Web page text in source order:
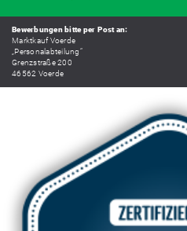
Bewerbungen bitte per Post an:
Marktkauf Voerde
„Personalabteilung“
Grenzstraße 200
46562 Voerde